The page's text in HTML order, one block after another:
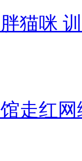
猫咪
走红网